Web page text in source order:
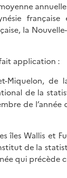
la
application :
Miquelon, de
de la
de
îles Wallis et
de la
qui précède